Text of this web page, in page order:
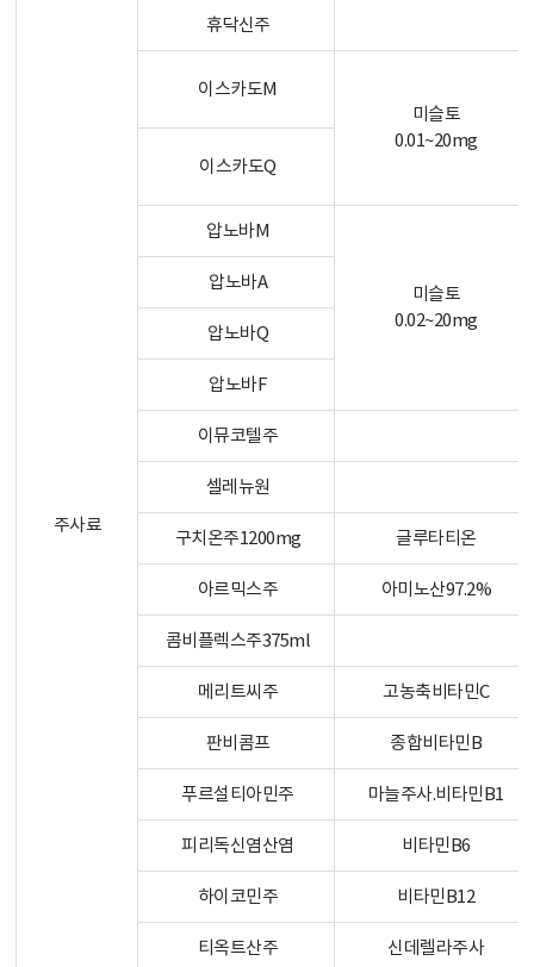
주사료
휴닥신주
이스카도M
미슬토
0.01~20mg
이스카도Q
압노바M
미슬토
0.02~20mg
압노바A
압노바Q
압노바F
이뮤코텔주
셀레뉴원
구치온주1200mg 글루타티온
아르믹스주 아미노산97.2%
콤비플렉스주375ml
메리트씨주 고농축비타민C
판비콤프 종합비타민B
푸르설티아민주 마늘주사.비타민B1
피리독신염산염 비타민B6
하이코민주 비타민B12
티옥트산주 신데렐라주사